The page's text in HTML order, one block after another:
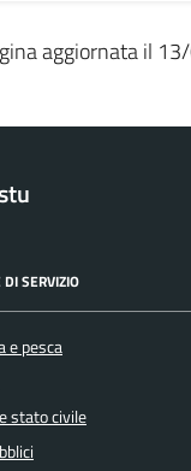
aggiornata il
DI SERVIZIO
e pesca
stato civile